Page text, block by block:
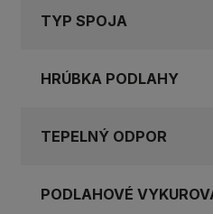
TYP SPOJA
HRÚBKA PODLAHY
TEPELNÝ ODPOR
PODLAHOVÉ